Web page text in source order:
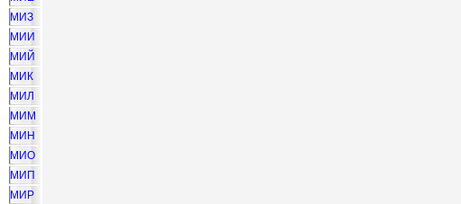
МИЗ
МИИ
МИЙ
МИК
МИЛ
МИМ
МИН
МИО
МИП
МИР